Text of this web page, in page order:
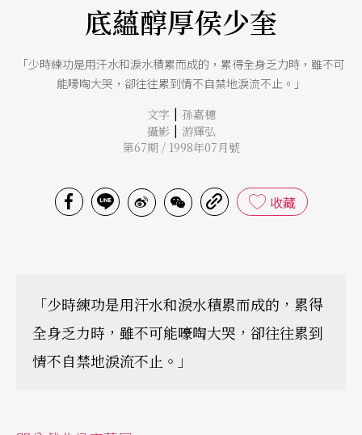
底蘊醇厚侯少奎
「少時練功是用汗水和淚水積累而成的，累得全身乏力時，雖不可
能嚎啕大哭，卻往往累到情不自禁地淚流不止。」
文字 | 孫嘉穗
攝影 | 游輝弘
第67期 / 1998年07月號
收藏
「少時練功是用汗水和淚水積累而成的，累得
全身乏力時，雖不可能嚎啕大哭，卻往往累到
情不自禁地淚流不止。」